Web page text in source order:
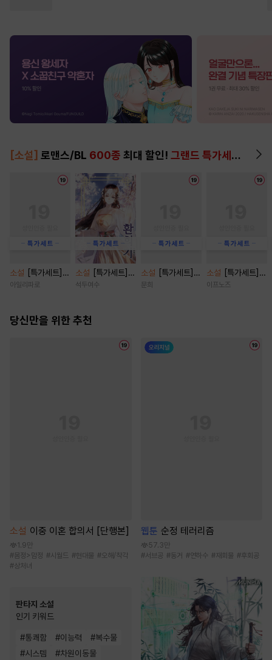
[소설] 로맨스/BL 600종 최대 할인! 그랜드 특가세트
소설
[특가세트]
붉은 꽃은 대공의
아일리파로
소설
[특가세트]
환희기 [단행본]
석두여수
소설
[특가세트]
쿼터백의 터치다운
문희
소설
[특가세트]
나의 조폭 아저씨
이프노즈
당신만을 위한 추천
소설 이중 이혼 합의서 [단행본]
1.9만
#몸정>맘정 #시월드 #현대물 #오해/착각
#상처녀
판타지 소설
인기 키워드
#통쾌함 #이능력 #복수물
#시스템 #차원이동물
웹툰 순정 테러리즘
57.3만
#서브공 #동거 #연하수 #재회물 #후회공